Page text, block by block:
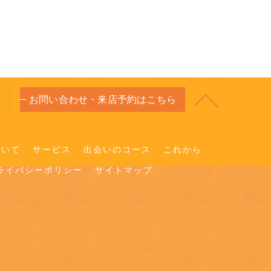
お問い合わせ・来店予約はこちら
て サービス 出会いのコース これから
イバシーポリシー サイトマップ